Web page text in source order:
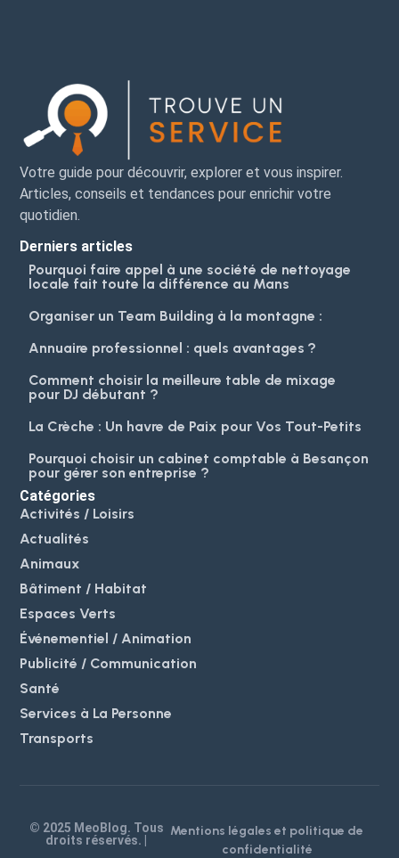
Votre guide pour découvrir, explorer et vous inspirer.
Articles, conseils et tendances pour enrichir votre
quotidien.
Derniers articles
Pourquoi faire appel à une société de nettoyage
locale fait toute la différence au Mans
Organiser un Team Building à la montagne :
Annuaire professionnel : quels avantages ?
Comment choisir la meilleure table de mixage
pour DJ débutant ?
La Crèche : Un havre de Paix pour Vos Tout-Petits
Pourquoi choisir un cabinet comptable à Besançon
pour gérer son entreprise ?
Catégories
Activités / Loisirs
Actualités
Animaux
Bâtiment / Habitat
Espaces Verts
Événementiel / Animation
Publicité / Communication
Santé
Services à La Personne
Transports
© 2025 MeoBlog. Tous
droits réservés. |
Mentions légales et politique de
confidentialité